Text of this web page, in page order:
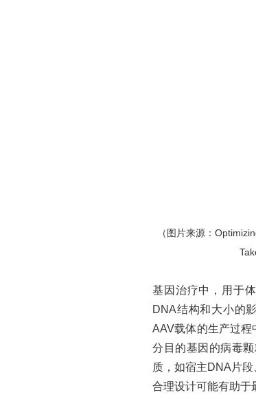
（图片来源：
基因治疗中，用于
DNA结构和大小的
AAV载体的生产过
分目的基因的病毒
质，如宿主DNA片
合理设计可能有助于